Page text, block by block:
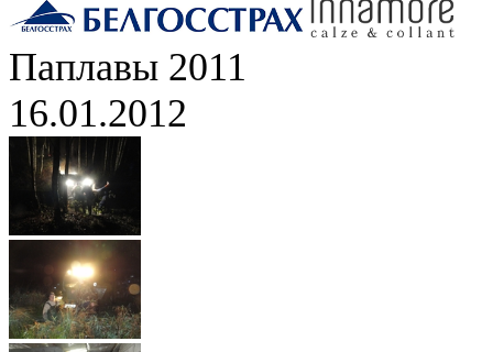
Паплавы 2011
16.01.2012